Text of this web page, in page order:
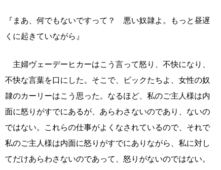
『まあ、何でもないですって？ 悪い奴隷よ。もっと昼遅
くに起きていながら』
主婦ヴェーデーヒカーはこう言って怒り、不快になり、
不快な言葉を口にした。そこで、ビックたちよ、女性の奴
隷のカーリーはこう思った。なるほど、私のご主人様は内
面に怒りがすでにあるが、あらわさないのであり、ないの
ではない。これらの仕事がよくなされているので、それで
私のご主人様は内面に怒りがすでにありながら、私に対し
てだけあらわさないのであって、怒りがないのではない。